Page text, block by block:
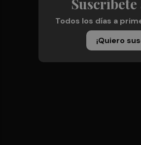
Todos los días a
¡Quiero